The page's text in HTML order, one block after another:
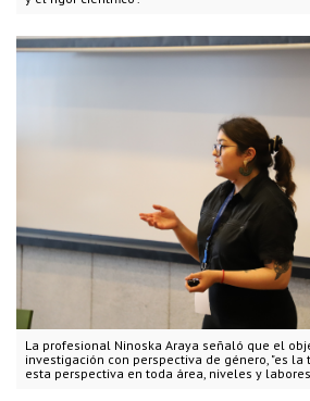
La profesional Ninoska Araya señaló que el
investigación con perspectiva de género, "es
esta perspectiva en toda área, niveles y